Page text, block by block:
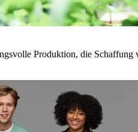
Produktion, die